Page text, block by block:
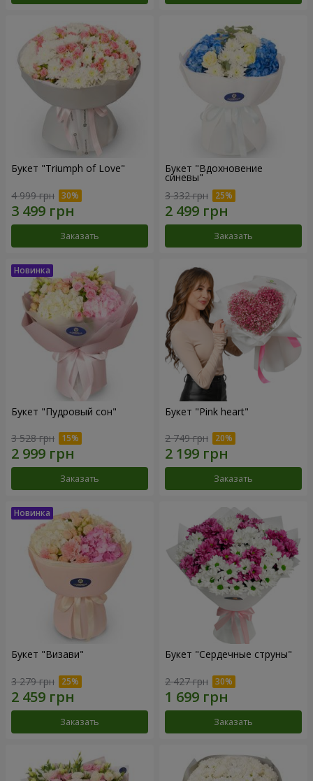
Букет "Triumph of Love"
4 999 грн
Заказать
Букет "Вдохновение
синевы"
3 332 грн
Заказать
Букет "Пудровый сон"
3 528 грн
Заказать
Букет "Pink heart"
2 749 грн
Заказать
Букет "Визави"
3 279 грн
Заказать
Букет "Сердечные струны"
2 427 грн
Заказать